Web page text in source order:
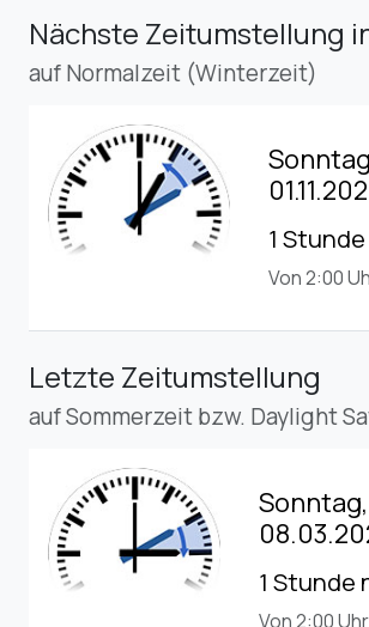
Nächste Zeitumstellung
auf Normalzeit (Winterzeit)
1
Von 2:00
Letzte Zeitumstellung
auf Sommerzeit bzw. Daylight
Sonntag,
1 Stunde
Von 2:00